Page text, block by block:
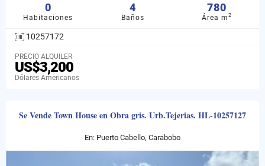
0
Habitaciones
4
Baños
780
Área m2
10257172
PRECIO ALQUILER
US$3,200
Dólares Americanos
Se Vende Town House en Obra gris. Urb.Tejerias. HL-10257127
En: Puerto Cabello, Carabobo